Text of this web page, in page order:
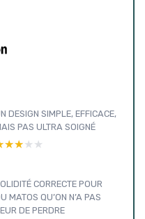
DESIGN SIMPLE, EFFICACE,
PAS ULTRA SOIGNÉ
CORRECTE POUR
MATOS QU’ON N’A PAS
DE PERDRE